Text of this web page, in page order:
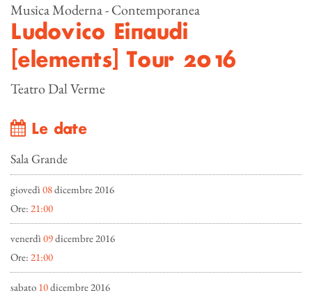
Musica Moderna - Contemporanea
Ludovico Einaudi
[elements] Tour 2016
Teatro Dal Verme
Le date
Sala Grande
giovedì 08dicembre 2016
Ore: 21:00
venerdì 09dicembre 2016
Ore: 21:00
sabato 10dicembre 2016